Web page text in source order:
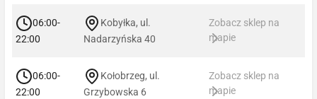
06:00-
22:00
Kobyłka, ul.
Nadarzyńska 40
Zobacz sklep na
mapie
06:00-
22:00
Kołobrzeg, ul.
Grzybowska 6
Zobacz sklep na
mapie